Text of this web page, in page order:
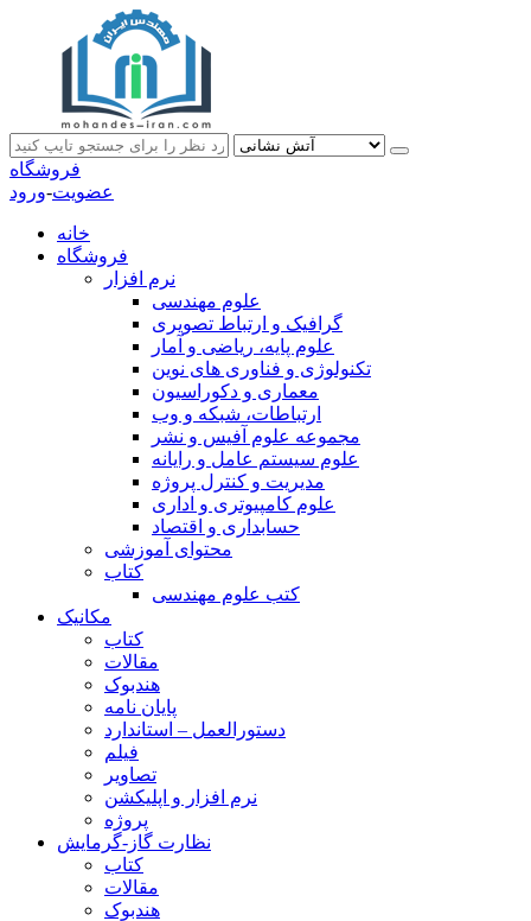
فروشگاه
عضویت-ورود
خانه
فروشگاه
نرم افزار
علوم مهندسی
گرافیک و ارتباط تصویری
علوم پایه، ریاضی و آمار
تکنولوژی و فناوری های نوین
معماری و دکوراسیون
ارتباطات، شبکه و وب
مجموعه علوم آفیس و نشر
علوم سیستم عامل و رایانه
مدیریت و کنترل پروژه
علوم کامپیوتری و اداری
حسابداری و اقتصاد
محتوای آموزشی
کتاب
کتب علوم مهندسی
مکانیک
کتاب
مقالات
هندبوک
پایان نامه
دستورالعمل – استاندارد
فیلم
تصاویر
نرم افزار و اپلیکشن
پروژه
نظارت گاز-گرمایش
کتاب
مقالات
هندبوک